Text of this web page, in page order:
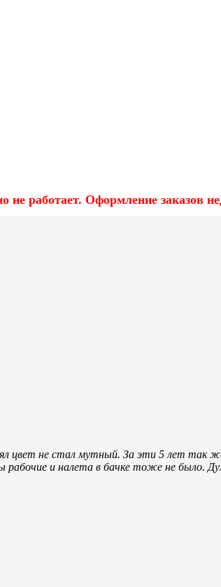
работает. Оформление заказов
цвет не стал мутный. За эти 5 лет так
и налета в бачке тоже не было.